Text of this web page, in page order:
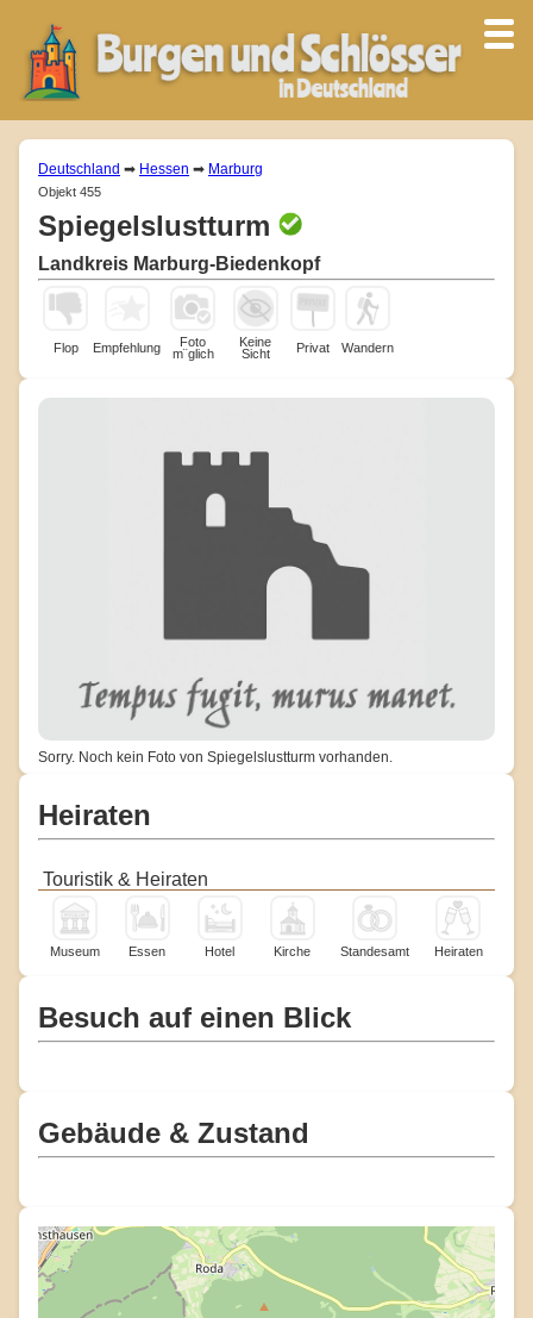
Deutschland ➡ Hessen ➡ Marburg
Objekt 455
Spiegelslustturm
Landkreis Marburg-Biedenkopf
Flop Empfehlung
Foto
m¨glich
Keine
Sicht
Privat Wandern
Sorry. Noch kein Foto von Spiegelslustturm vorhanden.
Heiraten
Touristik & Heiraten
Museum Essen Hotel Kirche Standesamt Heiraten
Besuch auf einen Blick
Gebäude & Zustand